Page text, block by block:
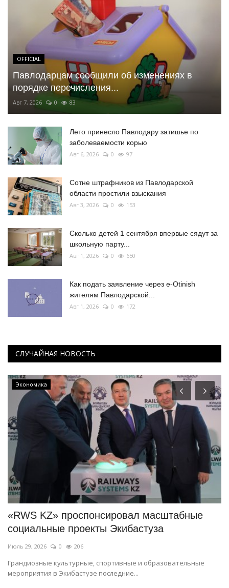
OFFICIAL
Павлодарцам сообщили об изменениях в
порядке перечисления...
Авг 7, 2026 0 83
Лето принесло Павлодару затишье по
заболеваемости корью
Авг 6, 2026 0 97
Сотне штрафников из Павлодарской
области простили взыскания
Авг 3, 2026 0 153
Сколько детей 1 сентября впервые сядут за
школьную парту...
Авг 1, 2026 0 650
Как подать заявление через e-Otinish
жителям Павлодарской...
Авг 1, 2026 0 172
СЛУЧАЙНАЯ НОВОСТЬ
Экономика
«RWS KZ» проспонсировал масштабные
социальные проекты Экибастуза
Июль 29, 2026 0 206
Грандиозные культурные, спортивные и образовательные
мероприятия в Экибастузе последние...